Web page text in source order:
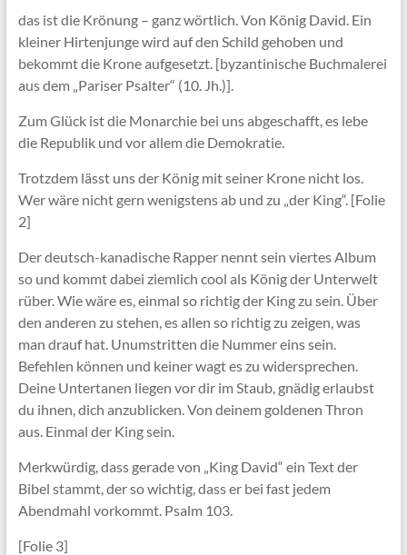
das ist die Krönung – ganz wörtlich. Von König David. Ein
kleiner Hirtenjunge wird auf den Schild gehoben und
bekommt die Krone aufgesetzt. [byzantinische Buchmalerei
aus dem „Pariser Psalter“ (10. Jh.)].
Zum Glück ist die Monarchie bei uns abgeschafft, es lebe
die Republik und vor allem die Demokratie.
Trotzdem lässt uns der König mit seiner Krone nicht los.
Wer wäre nicht gern wenigstens ab und zu „der King“. [Folie
2]
Der deutsch-kanadische Rapper nennt sein viertes Album
so und kommt dabei ziemlich cool als König der Unterwelt
rüber. Wie wäre es, einmal so richtig der King zu sein. Über
den anderen zu stehen, es allen so richtig zu zeigen, was
man drauf hat. Unumstritten die Nummer eins sein.
Befehlen können und keiner wagt es zu widersprechen.
Deine Untertanen liegen vor dir im Staub, gnädig erlaubst
du ihnen, dich anzublicken. Von deinem goldenen Thron
aus. Einmal der King sein.
Merkwürdig, dass gerade von „King David“ ein Text der
Bibel stammt, der so wichtig, dass er bei fast jedem
Abendmahl vorkommt. Psalm 103.
[Folie 3]